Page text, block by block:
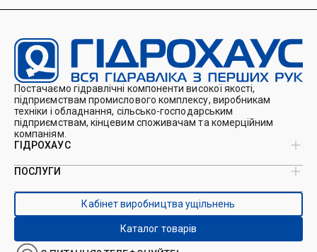
Постачаємо гідравлічні компоненти високої якості,
підприємствам промислового комплексу, виробникам
техніки і обладнання, сільсько-господарським
підприємствам, кінцевим споживачам та комерційним
компаніям.
ГІДРОХАУС
Про нас
Каталоги
Контакти
ПОСЛУГИ
Виробництво ущільнень
Виробництво гідроциліндрів
Ремонт гідроциліндрів
Ремонт і виготовлення РВТ
Кабінет виробництва ущільнень
Каталог товарів